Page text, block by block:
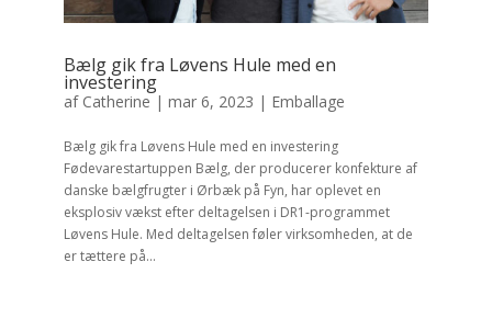
Bælg gik fra Løvens Hule med en
investering
af Catherine |mar 6, 2023 | Emballage
Bælg gik fra Løvens Hule med en investering
Fødevarestartuppen Bælg, der producerer konfekture af
danske bælgfrugter i Ørbæk på Fyn, har oplevet en
eksplosiv vækst efter deltagelsen i DR1-programmet
Løvens Hule. Med deltagelsen føler virksomheden, at de
er tættere på...